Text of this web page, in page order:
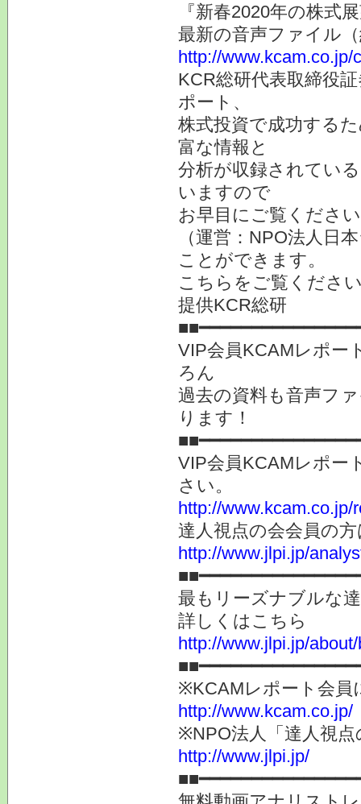
『新春2020年の株式
最新の音声ファイル
http://www.kcam.co.jp/
KCR総研代表取締役
ポート、
株式投資で成功する
富な情報と
分析が収録されてい
いますので
お早目にご覧くださ
（運営：NPO法人日
ことができます。
こちらをご覧くだ
提供KCR総研
VIP会員KCAMレポー
ろん
過去の資料も音声フ
ります！
VIP会員KCAMレポー
さい。
http://www.kcam.co.jp/
達人視点の会会員の
http://www.jlpi.jp/
最もリーズナブルな
詳しくはこちら
http://www.jlpi.jp/
※KCAMレポート会員
http://www.kcam.co.jp/
※NPO法人「達人視
http://www.jlpi.jp/